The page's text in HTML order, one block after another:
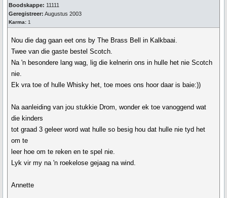
Boodskappe: 11111
Geregistreer: Augustus 2003
Karma: 1
Nou die dag gaan eet ons by The Brass Bell in Kalkbaai.
Twee van die gaste bestel Scotch.
Na 'n besondere lang wag, lig die kelnerin ons in hulle het nie Scotch
nie.
Ek vra toe of hulle Whisky het, toe moes ons hoor daar is baie:))
Na aanleiding van jou stukkie Drom, wonder ek toe vanoggend wat
die kinders
tot graad 3 geleer word wat hulle so besig hou dat hulle nie tyd het
om te
leer hoe om te reken en te spel nie.
Lyk vir my na 'n roekelose gejaag na wind.
Annette